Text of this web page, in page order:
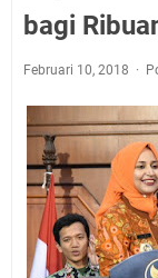
bagi
Februari 10, 2018